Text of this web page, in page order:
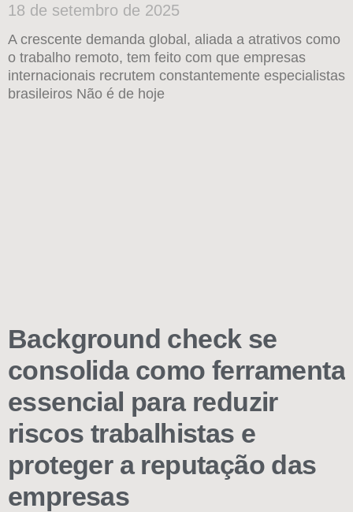
18 de setembro de 2025
A crescente demanda global, aliada a atrativos como
o trabalho remoto, tem feito com que empresas
internacionais recrutem constantemente especialistas
brasileiros Não é de hoje
Background check se
consolida como ferramenta
essencial para reduzir
riscos trabalhistas e
proteger a reputação das
empresas